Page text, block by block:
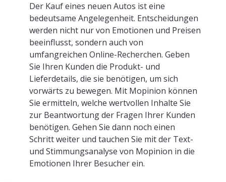
Der Kauf eines neuen Autos ist eine
bedeutsame Angelegenheit. Entscheidungen
werden nicht nur von Emotionen und Preisen
beeinflusst, sondern auch von
umfangreichen Online-Recherchen. Geben
Sie Ihren Kunden die Produkt- und
Lieferdetails, die sie benötigen, um sich
vorwärts zu bewegen. Mit Mopinion können
Sie ermitteln, welche wertvollen Inhalte Sie
zur Beantwortung der Fragen Ihrer Kunden
benötigen. Gehen Sie dann noch einen
Schritt weiter und tauchen Sie mit der Text-
und Stimmungsanalyse von Mopinion in die
Emotionen Ihrer Besucher ein.
Bieten Sie eine